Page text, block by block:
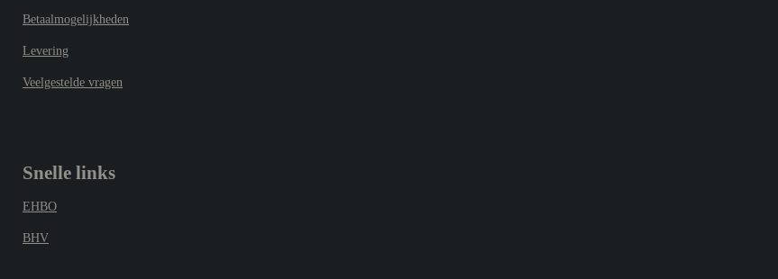
Betaalmogelijkheden
Levering
Veelgestelde vragen
Snelle links
EHBO
BHV